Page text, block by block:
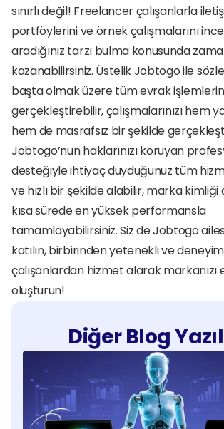
sınırlı değil! Freelancer çalışanlarla
portföylerini ve örnek çalışmalarını
aradığınız tarzı bulma konusunda
kazanabilirsiniz. Üstelik Jobtogo ile
başta olmak üzere tüm evrak
gerçekleştirebilir, çalışmalarınızı hem
hem de masrafsız bir şekilde
Jobtogo’nun haklarınızı koruyan
desteğiyle ihtiyaç duyduğunuz tüm
ve hızlı bir şekilde alabilir, marka kimliği
kısa sürede en yüksek performansla
tamamlayabilirsiniz. Siz de Jobtogo
katılın, birbirinden yetenekli ve
çalışanlardan hizmet alarak markanızı
oluşturun!
Diğer Blog